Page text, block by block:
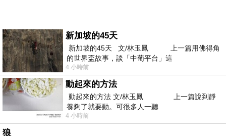
新加坡的45天
新加坡的45天 文/林玉鳳 上一篇用佛得角
的世界盃故事，談「中葡平台」這
4 小時前
動起來的方法
動起來的方法 文/林玉鳳 上一篇說到靜
養夠了就要動。可很多人一聽
4 小時前
狼